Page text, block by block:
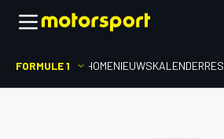
FORMULE 1 HOMENIEUWSKALENDER